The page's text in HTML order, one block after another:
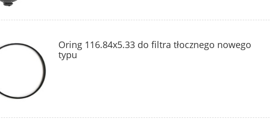
Oring 116.84x5.33 do filtra tłocznego nowego
typu